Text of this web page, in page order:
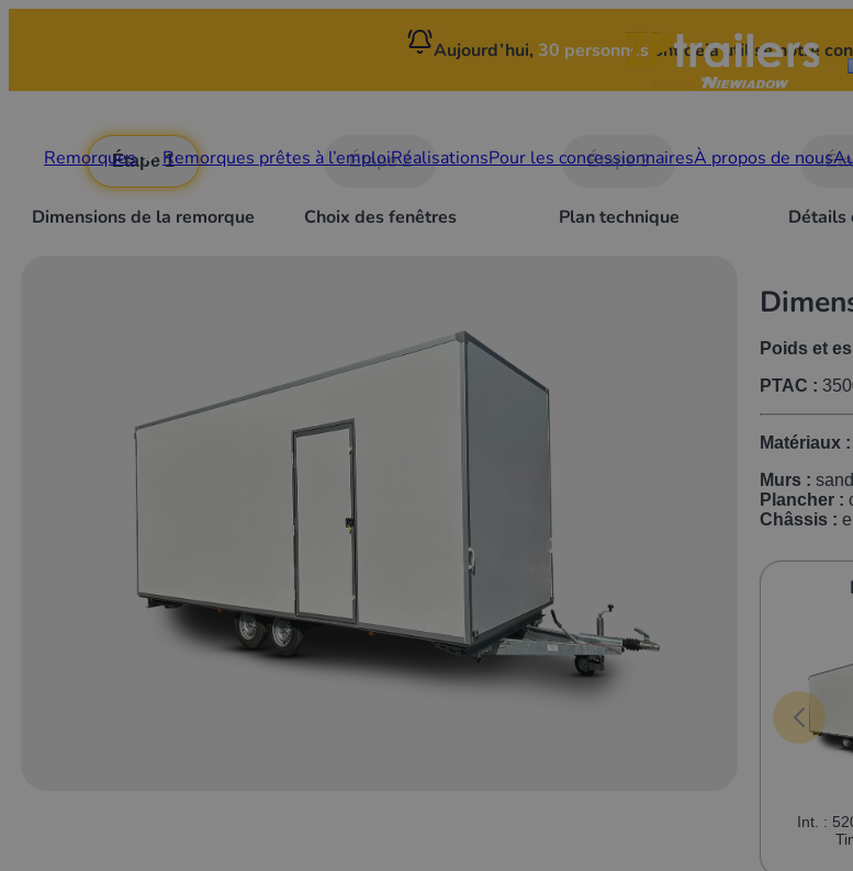
Remorques Remorques prêtes à l’emploiRéalisationsPour les concessionnairesÀ propos de nous
Aujourd’hui, 30 personnes ont déjà utilisé notre
Étape 1
Dimensions de la remorque
Étape 2
Choix des fenêtres
Étape 3
Plan technique Détails
Poids et
PTAC :
Matériaux :
Murs :
Plancher :
Châssis :
Int. :